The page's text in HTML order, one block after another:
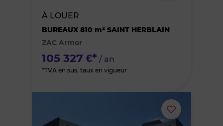
À LOUER
BUREAUX 810 m² SAINT HERBLAIN
ZAC Armor
105 327 €* / an
*TVA en sus, taux en vigueur
Ajouter